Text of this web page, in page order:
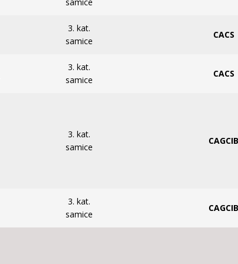
3. kat.
samice
CACS
3. kat.
samice
CACS
3. kat.
samice
CAGCIB
3. kat.
samice
CAGCIB